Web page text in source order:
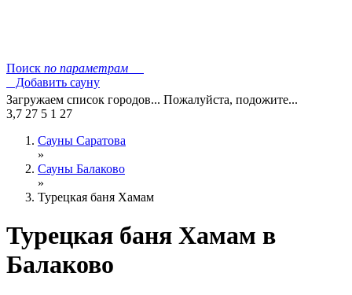
Поиск по параметрам
Добавить сауну
Загружаем список городов... Пожалуйста, подожите...
3,7 27 5 1 27
Сауны Саратова
»
Сауны Балаково
»
Турецкая баня Хамам
Турецкая баня Хамам в
Балаково